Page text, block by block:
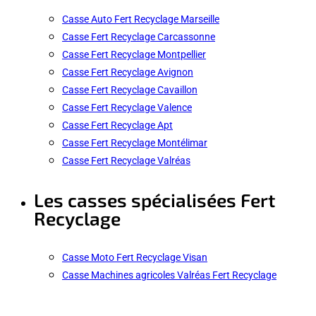
Casse Auto Fert Recyclage Marseille
Casse Fert Recyclage Carcassonne
Casse Fert Recyclage Montpellier
Casse Fert Recyclage Avignon
Casse Fert Recyclage Cavaillon
Casse Fert Recyclage Valence
Casse Fert Recyclage Apt
Casse Fert Recyclage Montélimar
Casse Fert Recyclage Valréas
Les casses spécialisées Fert
Recyclage
Casse Moto Fert Recyclage Visan
Casse Machines agricoles Valréas Fert Recyclage